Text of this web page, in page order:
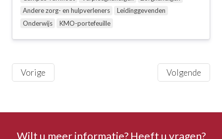
Andere zorg- en hulpverleners
Leidinggevenden
Onderwijs
KMO-portefeuille
Vorige Volgende
Wilt u meer informatie? Heeft u vragen?